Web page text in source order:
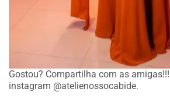
Gostou? Compartilha com as
instagram @atelienossocabide.